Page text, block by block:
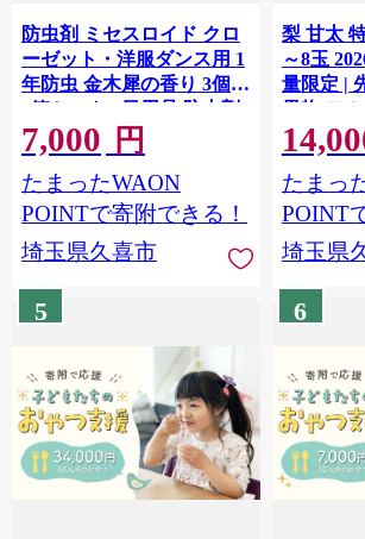
防虫剤 ミセスロイド クロ
ーゼット・洋服ダンス用 1
年防虫 金木犀の香り 3個入
3箱セット | 日用品 防虫剤
衣類用防虫剤 白元アース
防虫 消臭 防カビ 黄ばみ防
止 防虫対策 収納 衣類 服
衣替え 衣類保管 無香料 長
ゼット 洋服ダンス 長持ち
7,000 円
たまったWAON
POINTで寄附できる！
埼玉県久喜市
梨 甘太
～8玉
量限定 |
果物 フ
定品 贈
せ デザー
味豊か 青
希少品種
宮野梨園
たまっ
POINT
埼玉県
5 6